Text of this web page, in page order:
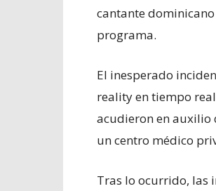
cantante dominicano
programa.
El inesperado
reality en tiempo
acudieron en auxilio
un centro médico
Tras lo ocurrido, las